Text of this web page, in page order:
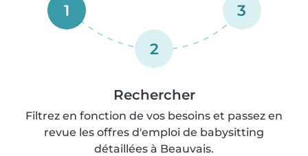
1
2
3
Rechercher
Filtrez en fonction de vos besoins et passez en
revue les offres d'emploi de babysitting
détaillées à Beauvais.